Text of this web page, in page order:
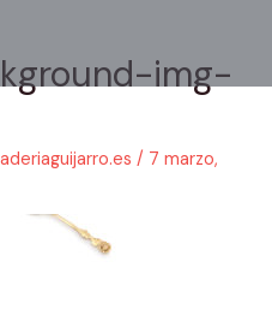
Main
img-
/ 7 marzo,